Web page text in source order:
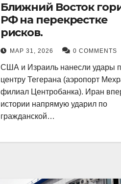
Ближний Восток
РФ на перекрестке
рисков.
МАР 31, 2026 0 COMMENTS
США и Израиль нанесли удары
центру Тегерана (аэропорт
филиал Центробанка). Иран
истории напрямую ударил по
гражданской…